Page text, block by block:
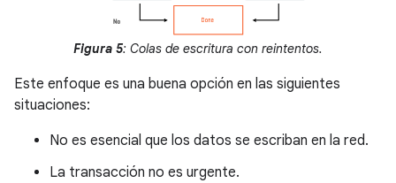
Figura 5: Colas de escritura con reintentos.
Este enfoque es una buena opción en las siguientes
situaciones:
No es esencial que los datos se escriban en la red.
La transacción no es urgente.